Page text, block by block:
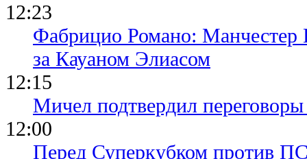
12:23
Фабрицио Романо: Манчестер
за Кауаном Элиасом
12:15
Мичел подтвердил
12:00
Перед Суперкубком против